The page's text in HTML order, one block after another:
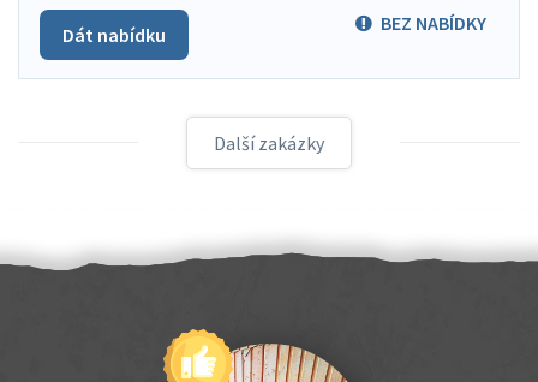
BEZ NABÍDKY
Dát nabídku
Další zakázky